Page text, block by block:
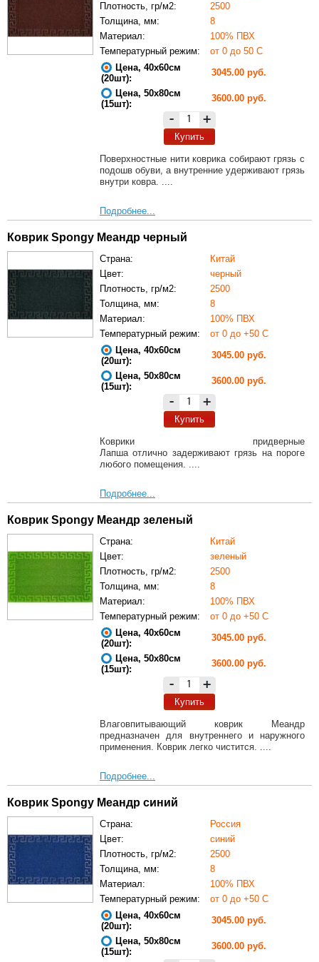
Плотность, гр/м2:
2500
Толщина, мм:
8
Материал:
100% ПВХ
Температурный режим:
от 0 до 50 С
Цена, 40х60см
(20шт):
3045.00 руб.
Цена, 50х80см
(15шт):
3600.00 руб.
- +
Купить
Поверхностные нити коврика собирают грязь с
подошв обуви, а внутренние удерживают грязь
внутри ковра. ....
Подробнее...
Коврик Spongy Меандр черный
Страна:
Китай
Цвет:
черный
Плотность, гр/м2:
2500
Толщина, мм:
8
Материал:
100% ПВХ
Температурный режим:
от 0 до +50 С
Цена, 40х60см
(20шт):
3045.00 руб.
Цена, 50х80см
(15шт):
3600.00 руб.
- +
Купить
Коврики придверные
Лапша отлично задерживают грязь на пороге
любого помещения. ....
Подробнее...
Коврик Spongy Меандр зеленый
Страна:
Китай
Цвет:
зеленый
Плотность, гр/м2:
2500
Толщина, мм:
8
Материал:
100% ПВХ
Температурный режим:
от 0 до +50 С
Цена, 40х60см
(20шт):
3045.00 руб.
Цена, 50х80см
(15шт):
3600.00 руб.
- +
Купить
Влаговпитывающий коврик Меандр
предназначен для внутреннего и наружного
применения. Коврик легко чистится. ....
Подробнее...
Коврик Spongy Меандр синий
Страна:
Россия
Цвет:
синий
Плотность, гр/м2:
2500
Толщина, мм:
8
Материал:
100% ПВХ
Температурный режим:
от 0 до +50 С
Цена, 40х60см
(20шт):
3045.00 руб.
Цена, 50х80см
(15шт):
3600.00 руб.